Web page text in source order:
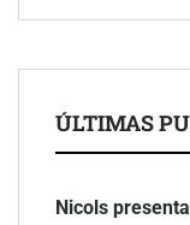
ÚLTIMAS
Nicols